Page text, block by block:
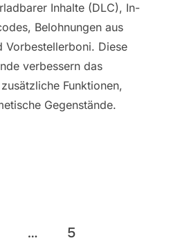
Inhalte (DLC), In-
Belohnungen aus
Vorbestellerboni. Diese
verbessern das
Funktionen,
Gegenstände.
… 5